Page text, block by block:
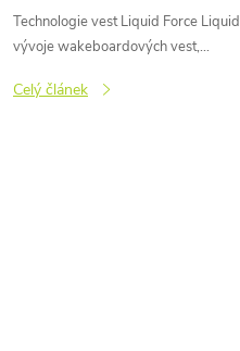
Technologie vest Liquid Force
vývoje wakeboardových vest,...
Celý článek